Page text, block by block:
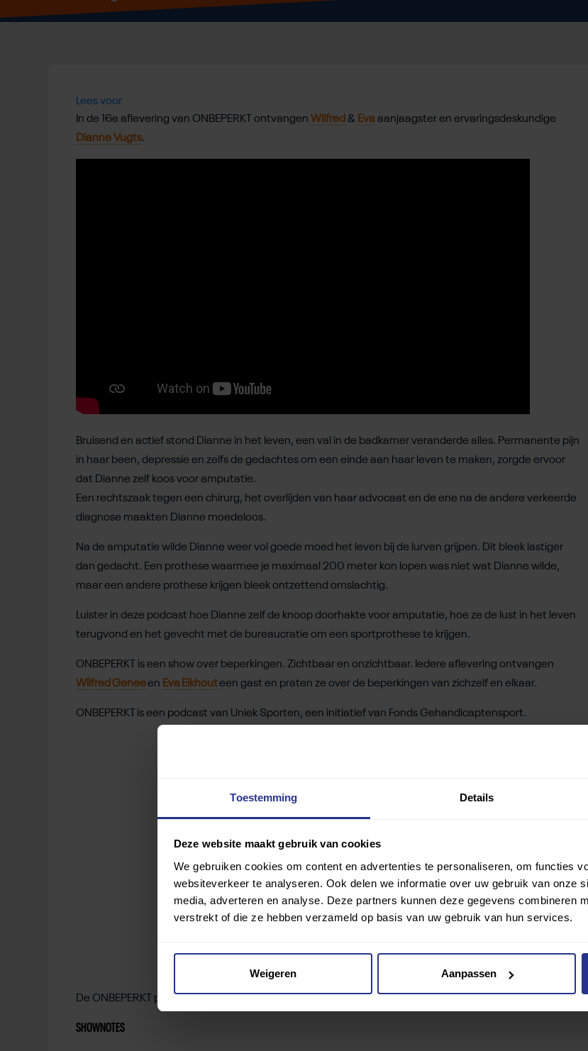
Toestemming Details
Deze website maakt gebruik van cookies
We gebruiken cookies om content en advertenties te personaliseren, om functies
websiteverkeer te analyseren. Ook delen we informatie over uw gebruik van onze
media, adverteren en analyse. Deze partners kunnen deze gegevens combineren
verstrekt of die ze hebben verzameld op basis van uw gebruik van hun services.
Weigeren Aanpassen
Lees voor
In de 16e aflevering van ONBEPERKT ontvangen Wilfred & Eva aanjaagster en ervaringsdeskundige
Dianne Vugts.
Bruisend en actief stond Dianne in het leven, een val in de badkamer veranderde alles. Permanente pijn
in haar been, depressie en zelfs de gedachtes om een einde aan haar leven te maken, zorgde ervoor
dat Dianne zelf koos voor amputatie.
Een rechtszaak tegen een chirurg, het overlijden van haar advocaat en de ene na de andere verkeerde
diagnose maakten Dianne moedeloos.
Na de amputatie wilde Dianne weer vol goede moed het leven bij de lurven grijpen. Dit bleek lastiger
dan gedacht. Een prothese waarmee je maximaal 200 meter kon lopen was niet wat Dianne wilde,
maar een andere prothese krijgen bleek ontzettend omslachtig.
Luister in deze podcast hoe Dianne zelf de knoop doorhakte voor amputatie, hoe ze de lust in het leven
terugvond en het gevecht met de bureaucratie om een sportprothese te krijgen.
ONBEPERKT is een show over beperkingen. Zichtbaar en onzichtbaar. Iedere aflevering ontvangen
Wilfred Geneeen Eva Eikhouteen gast en praten ze over de beperkingen van zichzelf en elkaar.
ONBEPERKT is een podcast van Uniek Sporten, een initiatief van Fonds Gehandicaptensport.
De ONBEPERKT podcast is ook te beluisteren viaApple PodcastenSoundCloud.
SHOWNOTES